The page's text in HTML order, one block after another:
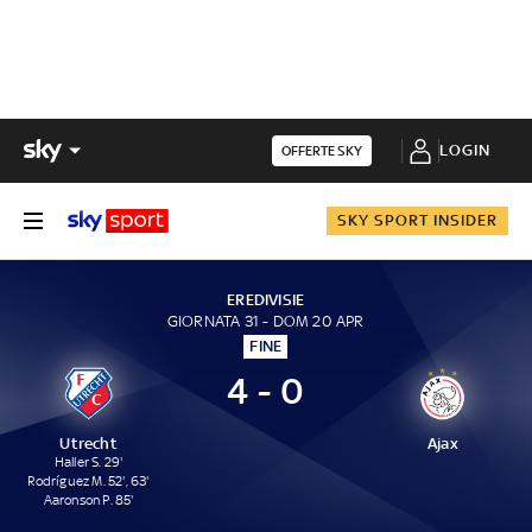
OFFERTE SKY LOGIN
SKY SPORT INSIDER
EREDIVISIE
GIORNATA 31 - DOM 20 APR
FINE
Utrecht
Haller S. 29'
Rodríguez M. 52', 63'
Aaronson P. 85'
4 - 0
Ajax